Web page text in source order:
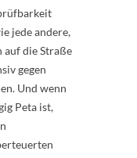
jede andere,
auf die Straße
gegen
Und wenn
Peta ist,